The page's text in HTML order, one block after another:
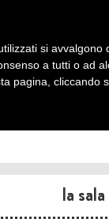
la sala
si
a tutti o ad
pagina, cliccando